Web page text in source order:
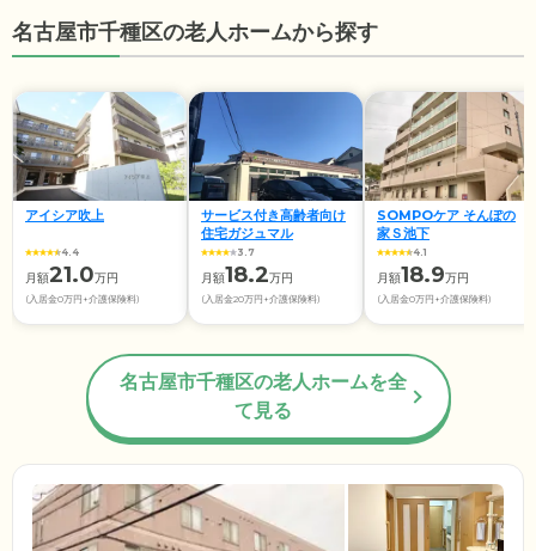
名古屋市千種区の老人ホームから探す
アイシア吹上
4.4
月額21.0万円
(入居金0万円+介護保険料)
サービス付き高齢者向け
住宅ガジュマル
3.7
月額18.2万円
(入居金20万円+介護保険料)
SOMPOケア そんぽの
家Ｓ池下
4.1
月額18.9万円
(入居金0万円+介護保険料)
名古屋市千種区の老人ホームを全
て見る